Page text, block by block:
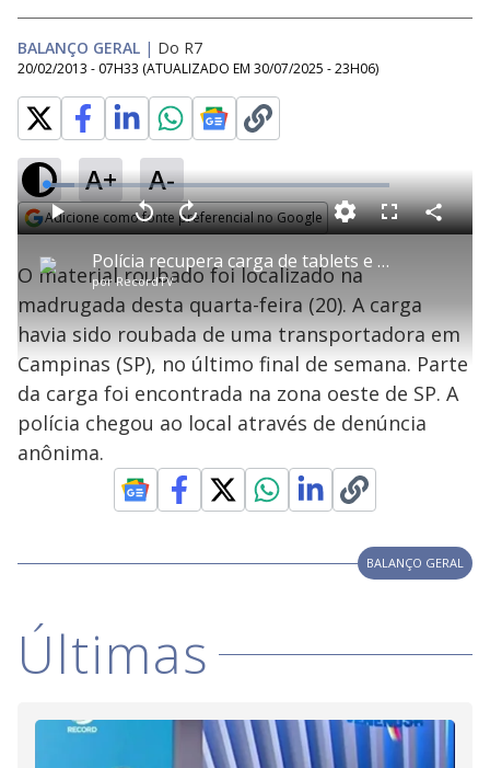
BALANÇO GERAL | Do R7
20/02/2013 - 07H33 (ATUALIZADO EM 30/07/2025 - 23H06)
A+ A-
Adicione como fonte preferencial no Google
P
l
a
y
V
d
e
Polícia recupera carga de tablets e celulares roubada em SP
porRecordTV
P V
a
r
0
e
g
n
d
s
A
n
ç
a
1
s
e
u
n
o
L
o
a
d
e
.
4
2
%
F
e
n
C
o
a
O material roubado foi localizado na
madrugada desta quarta-feira (20). A carga
havia sido roubada de uma transportadora em
Campinas (SP), no último final de semana. Parte
da carga foi encontrada na zona oeste de SP. A
polícia chegou ao local através de denúncia
anônima.
BALANÇO GERAL
Últimas